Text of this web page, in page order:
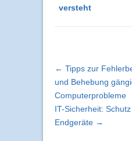
versteht
← Tipps zur
und Behebung
Computerprobleme
IT-Sicherheit:
Endgeräte →